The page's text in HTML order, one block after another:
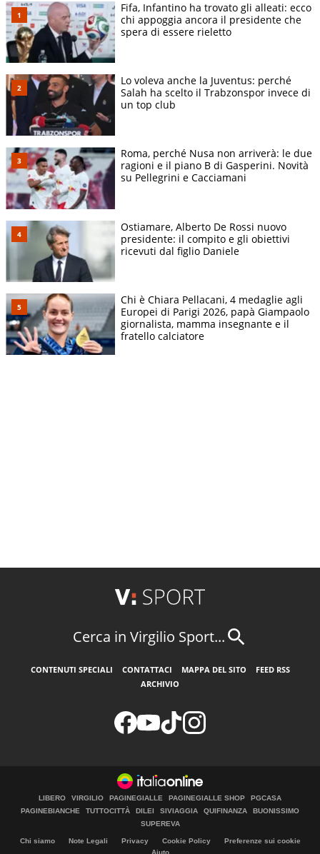
Fifa, Infantino ha trovato gli alleati: ecco
chi appoggia ancora il presidente che
spera di essere rieletto
Lo voleva anche la Juventus: perché
Salah ha scelto il Trabzonspor invece di
un top club
Roma, perché Nusa non arriverà: le due
ragioni e il piano B di Gasperini. Novità
su Pellegrini e Cacciamani
Ostiamare, Alberto De Rossi nuovo
presidente: il compito e gli obiettivi
ricevuti dal figlio Daniele
Chi è Chiara Pellacani, 4 medaglie agli
Europei di Parigi 2026, papà Giampaolo
giornalista, mamma insegnante e il
fratello calciatore
Cerca in Virgilio Sport...
CONTENUTI SPECIALI CONTATTACI MAPPA DEL SITO
FEED RSS
ARCHIVIO
LIBERO VIRGILIO PAGINEGIALLE PAGINEGIALLE SHOP
PGCASA
PAGINEBIANCHE
TUTTOCITTÀ DILEI SIVIAGGIA QUIFINANZA
BUONISSIMO
SUPEREVA
Chi siamo Note Legali Privacy Cookie Policy
Preferenze sui cookie
Aiuto